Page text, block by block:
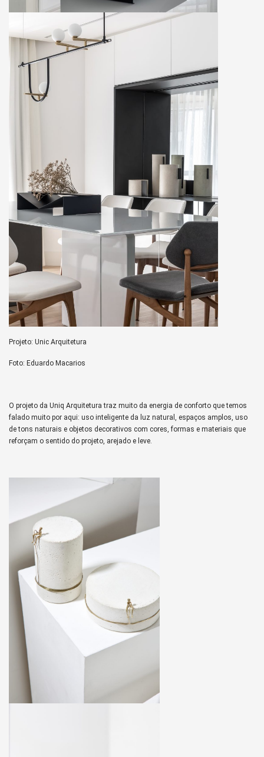
Projeto: Unic Arquitetura
Foto: Eduardo Macarios
O projeto da Uniq Arquitetura traz muito da energia de conforto que temos
falado muito por aqui: uso inteligente da luz natural, espaços amplos, uso
de tons naturais e objetos decorativos com cores, formas e materiais que
reforçam o sentido do projeto, arejado e leve.